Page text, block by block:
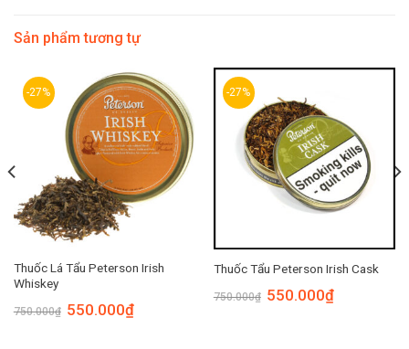
Sản phẩm tương tự
-27%
Thuốc Lá Tẩu Peterson Irish
Whiskey
750.000₫ 550.000₫
-27%
Thuốc Tẩu Peterson Irish Cask
750.000₫ 550.000₫